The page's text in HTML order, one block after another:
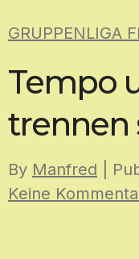
toGRUPPENLIGA
Tempo
trennen
By Manfred |
Keine